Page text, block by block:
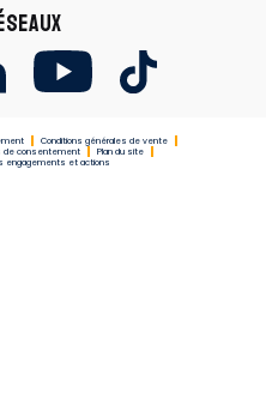
Conditions générales de vente
de consentement
Plan du site
engagements et actions